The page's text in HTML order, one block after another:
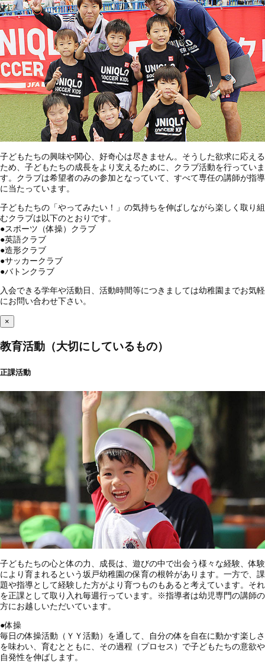
子どもたちの興味や関心、好奇心は尽きません。そうした欲求に応える
ため、子どもたちの成長をより支えるために、クラブ活動を行っていま
す。クラブは希望者のみの参加となっていて、すべて専任の講師が指導
に当たっています。
子どもたちの「やってみたい！」の気持ちを伸ばしながら楽しく取り組
むクラブは以下のとおりです。
●スポーツ（体操）クラブ
●英語クラブ
●造形クラブ
●サッカークラブ
●バトンクラブ
入会できる学年や活動日、活動時間等につきましては幼稚園までお気軽
にお問い合わせ下さい。
×
教育活動（大切にしているもの）
正課活動
子どもたちの心と体の力、成長は、遊びの中で出会う様々な経験、体験
により育まれるという坂戸幼稚園の保育の根幹があります。一方で、課
題や指導として経験した方がより育つものもあると考えています。それ
を正課として取り入れ毎週行っています。※指導者は幼児専門の講師の
方にお越しいただいています。
●体操
毎日の体操活動（ＹＹ活動）を通して、自分の体を自在に動かす楽しさ
を味わい、育むとともに、その過程（プロセス）で子どもたちの意欲や
自発性を伸ばします。